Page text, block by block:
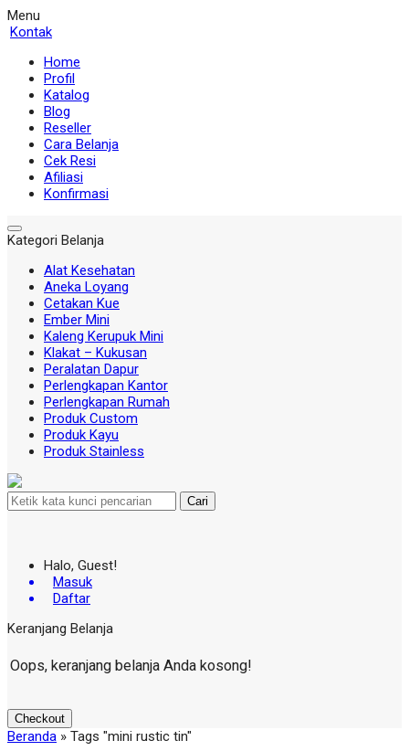
Menu
Kontak
Home
Profil
Katalog
Blog
Reseller
Cara Belanja
Cek Resi
Afiliasi
Konfirmasi
Kategori Belanja
Alat Kesehatan
Aneka Loyang
Cetakan Kue
Ember Mini
Kaleng Kerupuk Mini
Klakat – Kukusan
Peralatan Dapur
Perlengkapan Kantor
Perlengkapan Rumah
Produk Custom
Produk Kayu
Produk Stainless
Cari
Halo, Guest!
Masuk
Daftar
Keranjang Belanja
Oops, keranjang belanja Anda kosong!
Checkout
Beranda » Tags "mini rustic tin"